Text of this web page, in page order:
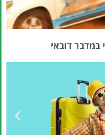
במדבר דובאי